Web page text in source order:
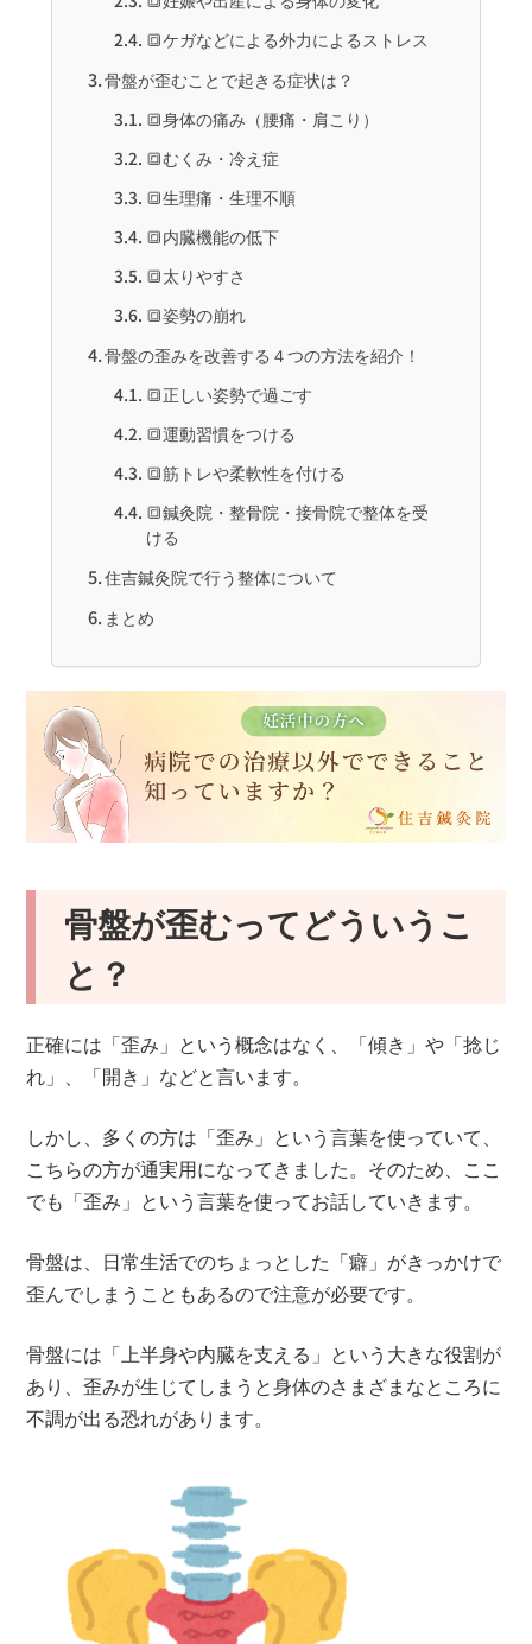
🔳ケガなどによる外力によるストレス
骨盤が歪むことで起きる症状は？
🔳身体の痛み（腰痛・肩こり）
🔳むくみ・冷え症
🔳生理痛・生理不順
🔳内臓機能の低下
🔳太りやすさ
🔳姿勢の崩れ
骨盤の歪みを改善する４つの方法を紹介！
🔳正しい姿勢で過ごす
🔳運動習慣をつける
🔳筋トレや柔軟性を付ける
🔳鍼灸院・整骨院・接骨院で整体を受
ける
住吉鍼灸院で行う整体について
まとめ
骨盤が歪むってどういうこ
と？
正確には「歪み」という概念はなく、「傾き」や「捻じ
れ」、「開き」などと言います。
しかし、多くの方は「歪み」という言葉を使っていて、
こちらの方が通実用になってきました。そのため、ここ
でも「歪み」という言葉を使ってお話していきます。
骨盤は、日常生活でのちょっとした「癖」がきっかけで
歪んでしまうこともあるので注意が必要です。
骨盤には「上半身や内臓を支える」という大きな役割が
あり、歪みが生じてしまうと身体のさまざまなところに
不調が出る恐れがあります。